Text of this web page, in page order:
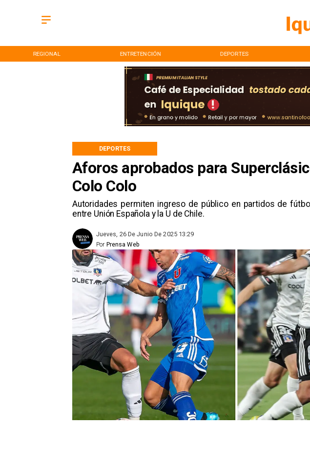
REGIONAL ENTRETENCIÓN DEPORTES
Aforos aprobados para
Colo Colo
Autoridades permiten ingreso de público en partidos de
entre Unión Española y la U de Chile.
DEPORTES
Jueves, 26 De Junio De 2025 13:29
Prensa Web
Por